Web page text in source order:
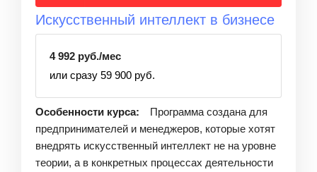
Искусственный интеллект в бизнесе
4 992 руб./мес
или сразу 59 900 руб.
Особенности курса:
Программа создана для
предпринимателей и менеджеров, которые хотят
внедрять искусственный интеллект не на уровне
теории, а в конкретных процессах деятельности